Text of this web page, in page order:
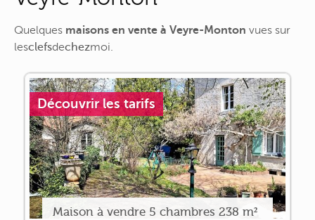
Quelques maisons en vente à Veyre-Monton vues sur
lesclefsdechezmoi.
Découvrir les tarifs
Maison à vendre 5 chambres 238 m²